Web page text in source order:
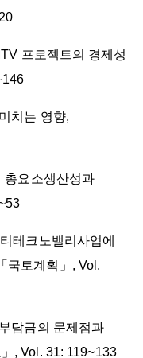
프로젝트의 경제성
치는 영향,
총요소생산성과
테크노밸리사업에
국토계획」, Vol.
담금의 문제점과
, Vol. 31: 119~133